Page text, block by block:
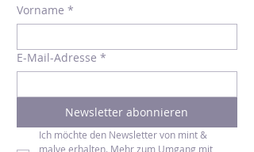
unheimlich still"* konnten mich in den
Hörbuchver
Ich will den Newsletter!
Vorname *
E-Mail-Adresse *